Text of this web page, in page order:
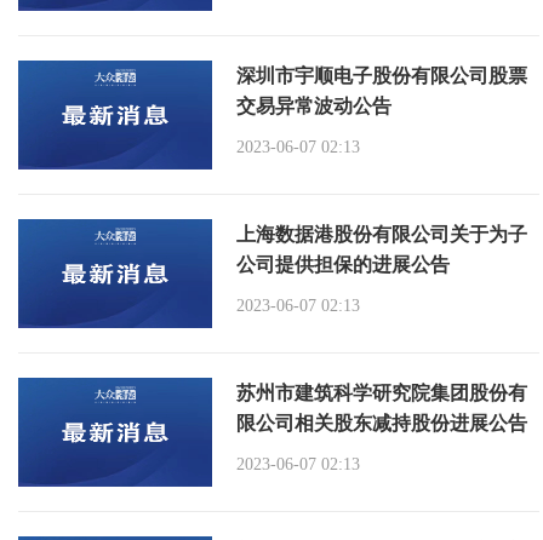
深圳市宇顺电子股份有限公司股票
交易异常波动公告
2023-06-07 02:13
上海数据港股份有限公司关于为子
公司提供担保的进展公告
2023-06-07 02:13
苏州市建筑科学研究院集团股份有
限公司相关股东减持股份进展公告
2023-06-07 02:13